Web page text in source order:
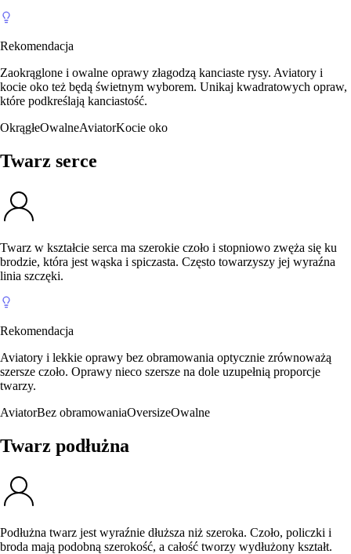
Rekomendacja
Zaokrąglone i owalne oprawy złagodzą kanciaste rysy. Aviatory i
kocie oko też będą świetnym wyborem. Unikaj kwadratowych opraw,
które podkreślają kanciastość.
OkrągłeOwalneAviatorKocie oko
Twarz serce
Twarz w kształcie serca ma szerokie czoło i stopniowo zwęża się ku
brodzie, która jest wąska i spiczasta. Często towarzyszy jej wyraźna
linia szczęki.
Rekomendacja
Aviatory i lekkie oprawy bez obramowania optycznie zrównoważą
szersze czoło. Oprawy nieco szersze na dole uzupełnią proporcje
twarzy.
AviatorBez obramowaniaOversizeOwalne
Twarz podłużna
Podłużna twarz jest wyraźnie dłuższa niż szeroka. Czoło, policzki i
broda mają podobną szerokość, a całość tworzy wydłużony kształt.